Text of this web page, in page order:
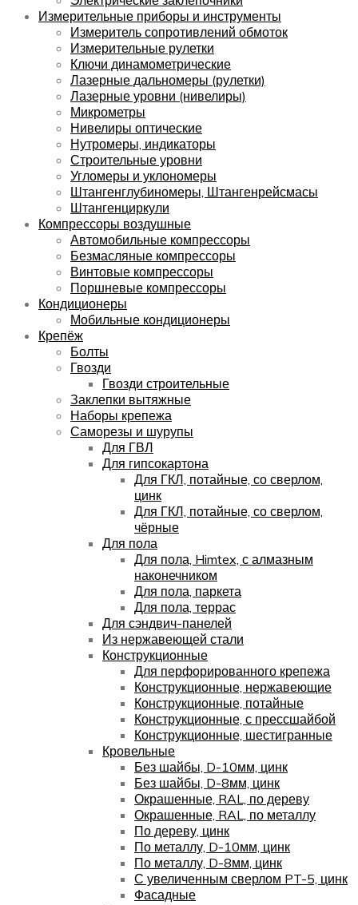
Измерительные приборы и инструменты
Измеритель сопротивлений обмоток
Измерительные рулетки
Ключи динамометрические
Лазерные дальномеры (рулетки)
Лазерные уровни (нивелиры)
Микрометры
Нивелиры оптические
Нутромеры, индикаторы
Строительные уровни
Угломеры и уклономеры
Штангенглубиномеры, Штангенрейсмасы
Штангенциркули
Компрессоры воздушные
Автомобильные компрессоры
Безмасляные компрессоры
Винтовые компрессоры
Поршневые компрессоры
Кондиционеры
Мобильные кондиционеры
Крепёж
Болты
Гвозди
Гвозди строительные
Заклепки вытяжные
Наборы крепежа
Саморезы и шурупы
Для ГВЛ
Для гипсокартона
Для ГКЛ, потайные, со сверлом,
цинк
Для ГКЛ, потайные, со сверлом,
чёрные
Для пола
Для пола, Himtex, с алмазным
наконечником
Для пола, паркета
Для пола, террас
Для сэндвич-панелей
Из нержавеющей стали
Конструкционные
Для перфорированного крепежа
Конструкционные, нержавеющие
Конструкционные, потайные
Конструкционные, с прессшайбой
Конструкционные, шестигранные
Кровельные
Без шайбы, D-10мм, цинк
Без шайбы, D-8мм, цинк
Окрашенные, RAL, по дереву
Окрашенные, RAL, по металлу
По дереву, цинк
По металлу, D-10мм, цинк
По металлу, D-8мм, цинк
С увеличенным сверлом PT-5, цинк
Фасадные